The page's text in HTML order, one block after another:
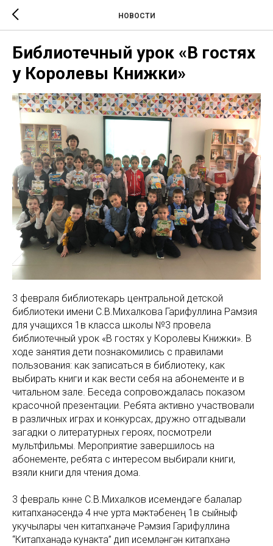
НОВОСТИ
Библиотечный урок «В гостях
у Королевы Книжки»
3 февраля библиотекарь центральной детской
библиотеки имени С.В.Михалкова Гарифуллина Рамзия
для учащихся 1в класса школы №3 провела
библиотечный урок «В гостях у Королевы Книжки». В
ходе занятия дети познакомились с правилами
пользования: как записаться в библиотеку, как
выбирать книги и как вести себя на абонементе и в
читальном зале. Беседа сопровождалась показом
красочной презентации. Ребята активно участвовали
в различных играх и конкурсах, дружно отгадывали
загадки о литературных героях, посмотрели
мультфильмы. Мероприятие завершилось на
абонементе, ребята с интересом выбирали книги,
взяли книги для чтения дома.
3 февраль көнне С.В.Михалков исемендәге балалар
китапханәсендә 4 нче урта мәктәбенең 1в сыйныф
укучылары өчен китапханәче Рәмзия Гарифуллина
“Китапханәдә кунакта” дип исемләнгән китапханә